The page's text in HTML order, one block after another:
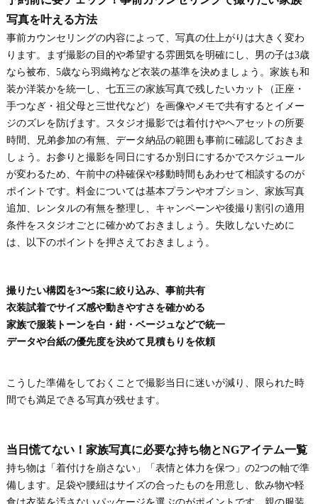
写真を叶える方法
事前カウンセリングの内容によって、写真の仕上がりは大きく変わ
ります。まず撮影の目的や希望する雰囲気を明確にし、男の子は3歳
なら被布、5歳なら羽織袴など衣装の基準を決めましょう。家族も和
装か洋装かを統一し、七五三の家族写真で残したいカット（正座・
手つなぎ・祖父母と三世代など）を画像やメモで共有するとイメー
ジのズレを防げます。スタジオ撮影では着付けやヘアセットの所要
時間、兄弟参加の有無、データ納品の範囲も事前に確認しておきま
しょう。お参りと撮影を同日にするか別日にするかでスケジュール
が変わるため、午前中の枠確保や移動時間もあわせて相談するのが
ポイントです。料金については基本プランやオプション、家族写真
追加、レンタルの有無を整理し、キャンペーンや後撮り割引の適用
条件をスタジオごとに確かめておきましょう。失敗しないために
は、以下のポイントを押さえておきましょう。
撮りたい構図を3〜5案に絞り込み、事前共有
衣装試着でサイズ感や動きやすさを確かめる
家族で服装トーンを白・紺・ベージュなどで統一
データや台紙の優先度を決めて見積もりを依頼
こうした準備をしておくことで撮影当日に迷いが減り、限られた時
間でも満足できる写真が残せます。
当日慌てない！家族写真に必要な持ち物とNGアイテム一覧
持ち物は「着付けを崩さない」「表情と体力を保つ」の2つの軸で準
備します。足袋や腰紐はサイズの合ったものを用意し、飲み物や軽